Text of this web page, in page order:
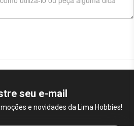
seu e-mail
e novidades da Lima Hobbies!